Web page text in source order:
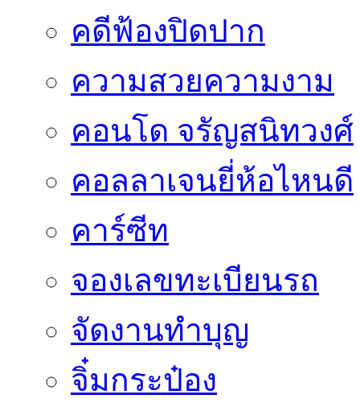
คดีฟ้องปิดปาก
ความสวยความงาม
คอนโด จรัญสนิทวงศ์
คอลลาเจนยี่ห้อไหนดี
คาร์ซีท
จองเลขทะเบียนรถ
จัดงานทำบุญ
จิ๋มกระป๋อง